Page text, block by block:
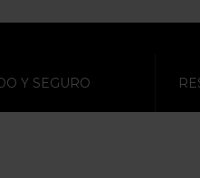
Y SEGURO